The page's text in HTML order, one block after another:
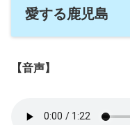
愛する鹿児島
【音声】